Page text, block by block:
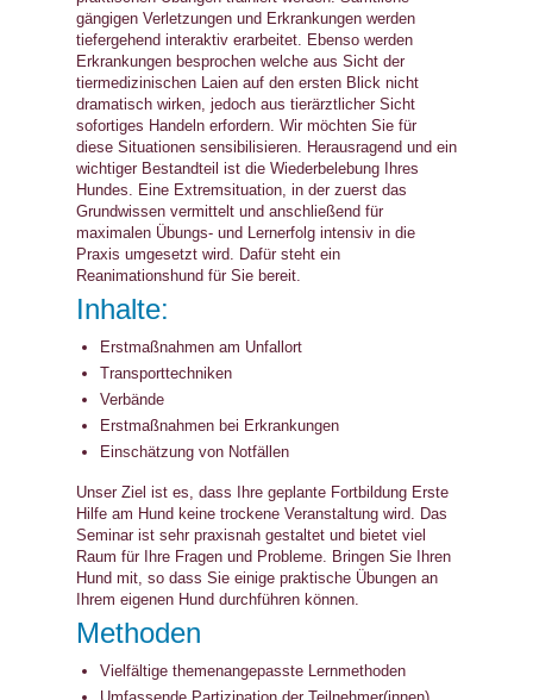
gängigen Verletzungen und Erkrankungen werden
tiefergehend interaktiv erarbeitet. Ebenso werden
Erkrankungen besprochen welche aus Sicht der
tiermedizinischen Laien auf den ersten Blick nicht
dramatisch wirken, jedoch aus tierärztlicher Sicht
sofortiges Handeln erfordern. Wir möchten Sie für
diese Situationen sensibilisieren. Herausragend und ein
wichtiger Bestandteil ist die Wiederbelebung Ihres
Hundes. Eine Extremsituation, in der zuerst das
Grundwissen vermittelt und anschließend für
maximalen Übungs- und Lernerfolg intensiv in die
Praxis umgesetzt wird. Dafür steht ein
Reanimationshund für Sie bereit.
Inhalte:
Erstmaßnahmen am Unfallort
Transporttechniken
Verbände
Erstmaßnahmen bei Erkrankungen
Einschätzung von Notfällen
Unser Ziel ist es, dass Ihre geplante Fortbildung Erste
Hilfe am Hund keine trockene Veranstaltung wird. Das
Seminar ist sehr praxisnah gestaltet und bietet viel
Raum für Ihre Fragen und Probleme. Bringen Sie Ihren
Hund mit, so dass Sie einige praktische Übungen an
Ihrem eigenen Hund durchführen können.
Methoden
Vielfältige themenangepasste Lernmethoden